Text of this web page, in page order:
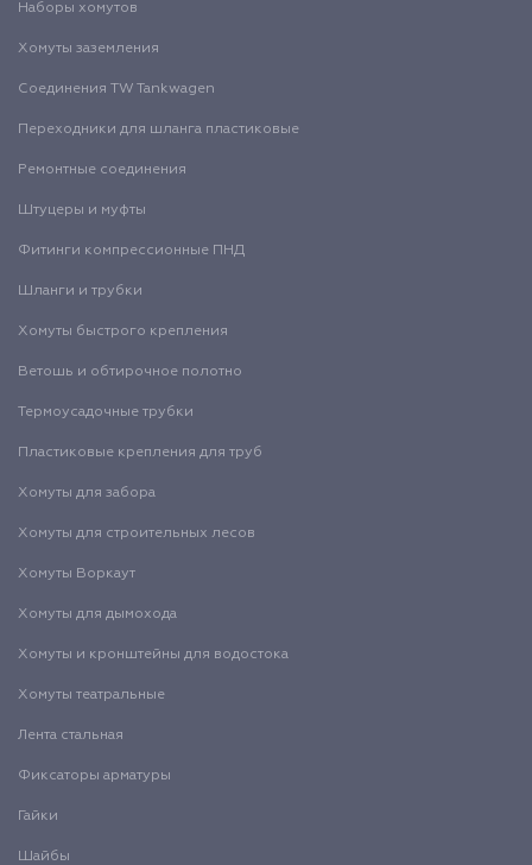
Наборы хомутов
Хомуты заземления
Соединения TW Tankwagen
Переходники для шланга пластиковые
Ремонтные соединения
Штуцеры и муфты
Фитинги компрессионные ПНД
Шланги и трубки
Хомуты быстрого крепления
Ветошь и обтирочное полотно
Термоусадочные трубки
Пластиковые крепления для труб
Хомуты для забора
Хомуты для строительных лесов
Хомуты Воркаут
Хомуты для дымохода
Хомуты и кронштейны для водостока
Хомуты театральные
Лента стальная
Фиксаторы арматуры
Гайки
Шайбы